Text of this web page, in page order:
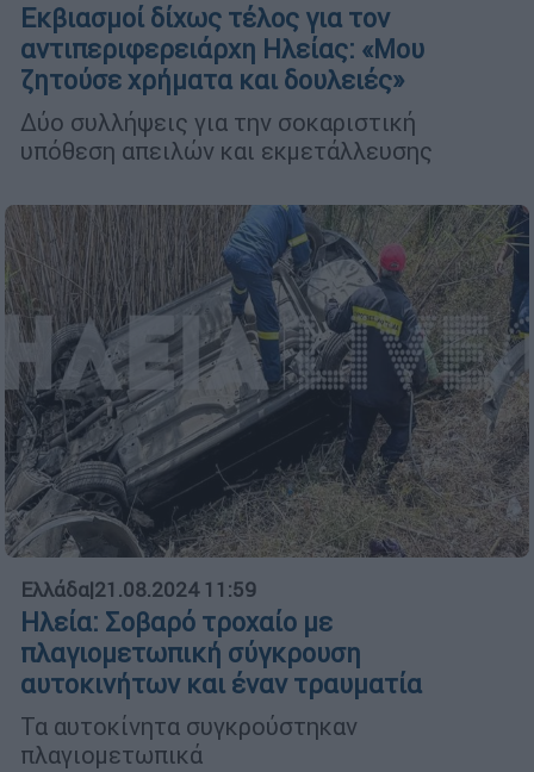
Εκβιασμοί δίχως τέλος για τον
αντιπεριφερειάρχη Ηλείας: «Μου
ζητούσε χρήματα και δουλειές»
Δύο συλλήψεις για την σοκαριστική
υπόθεση απειλών και εκμετάλλευσης
Ελλάδα|21.08.2024 11:59
Ηλεία: Σοβαρό τροχαίο με
πλαγιομετωπική σύγκρουση
αυτοκινήτων και έναν τραυματία
Τα αυτοκίνητα συγκρούστηκαν
πλαγιομετωπικά